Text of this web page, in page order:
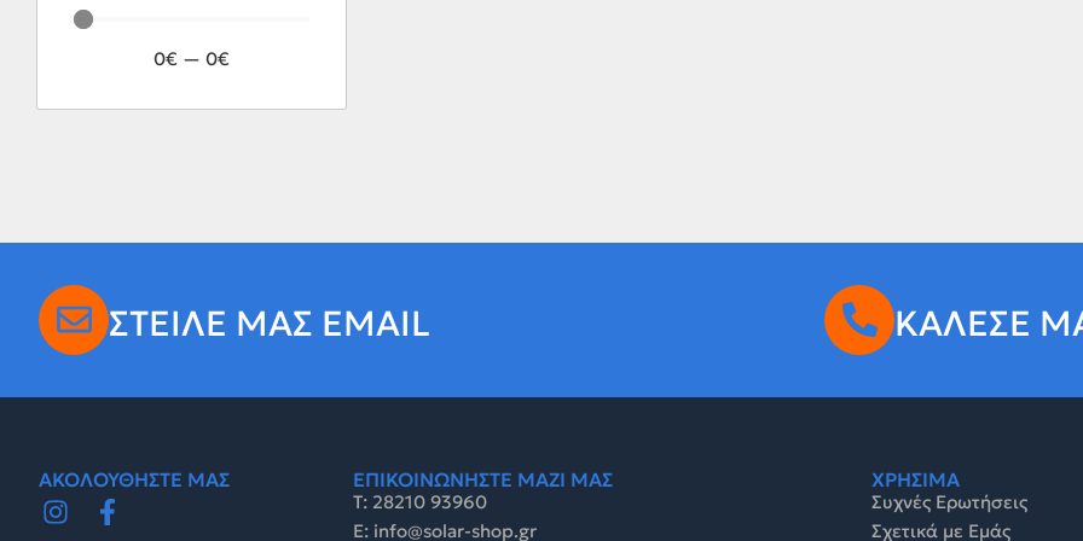
0€ — 0€
ΣΤΕΙΛΕ ΜΑΣ EMAIL ΚΑΛΕΣΕ
ΑΚΟΛΟΥΘΗΣΤΕ ΜΑΣ ΕΠΙΚΟΙΝΩΝΗΣΤΕ ΜΑΖΙ ΜΑΣ
Τ: 28210 93960
E: info@solar-shop.gr
ΧΡΗΣΙΜΑ
Συχνές Ερωτήσεις
Σχετικά με Εμάς